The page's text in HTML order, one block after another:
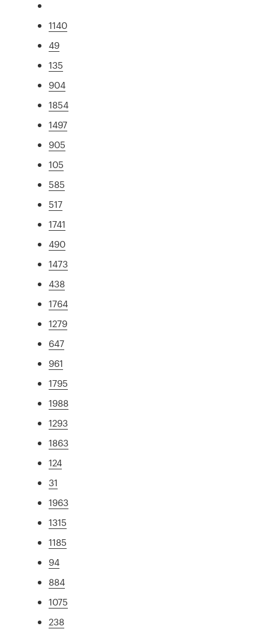
1140
49
135
904
1854
1497
905
105
585
517
1741
490
1473
438
1764
1279
647
961
1795
1988
1293
1863
124
31
1963
1315
1185
94
884
1075
238